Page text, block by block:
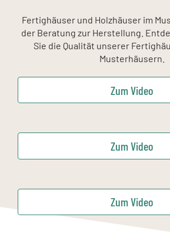
Fertighäuser und Holzhäuser im
der Beratung zur Herstellung.
Sie die Qualität unserer
Musterhäusern.
Zum Video
Zum Video
Zum Video